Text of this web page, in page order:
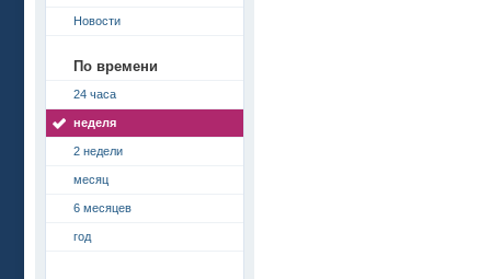
Новости
По времени
24 часа
неделя
2 недели
месяц
6 месяцев
год